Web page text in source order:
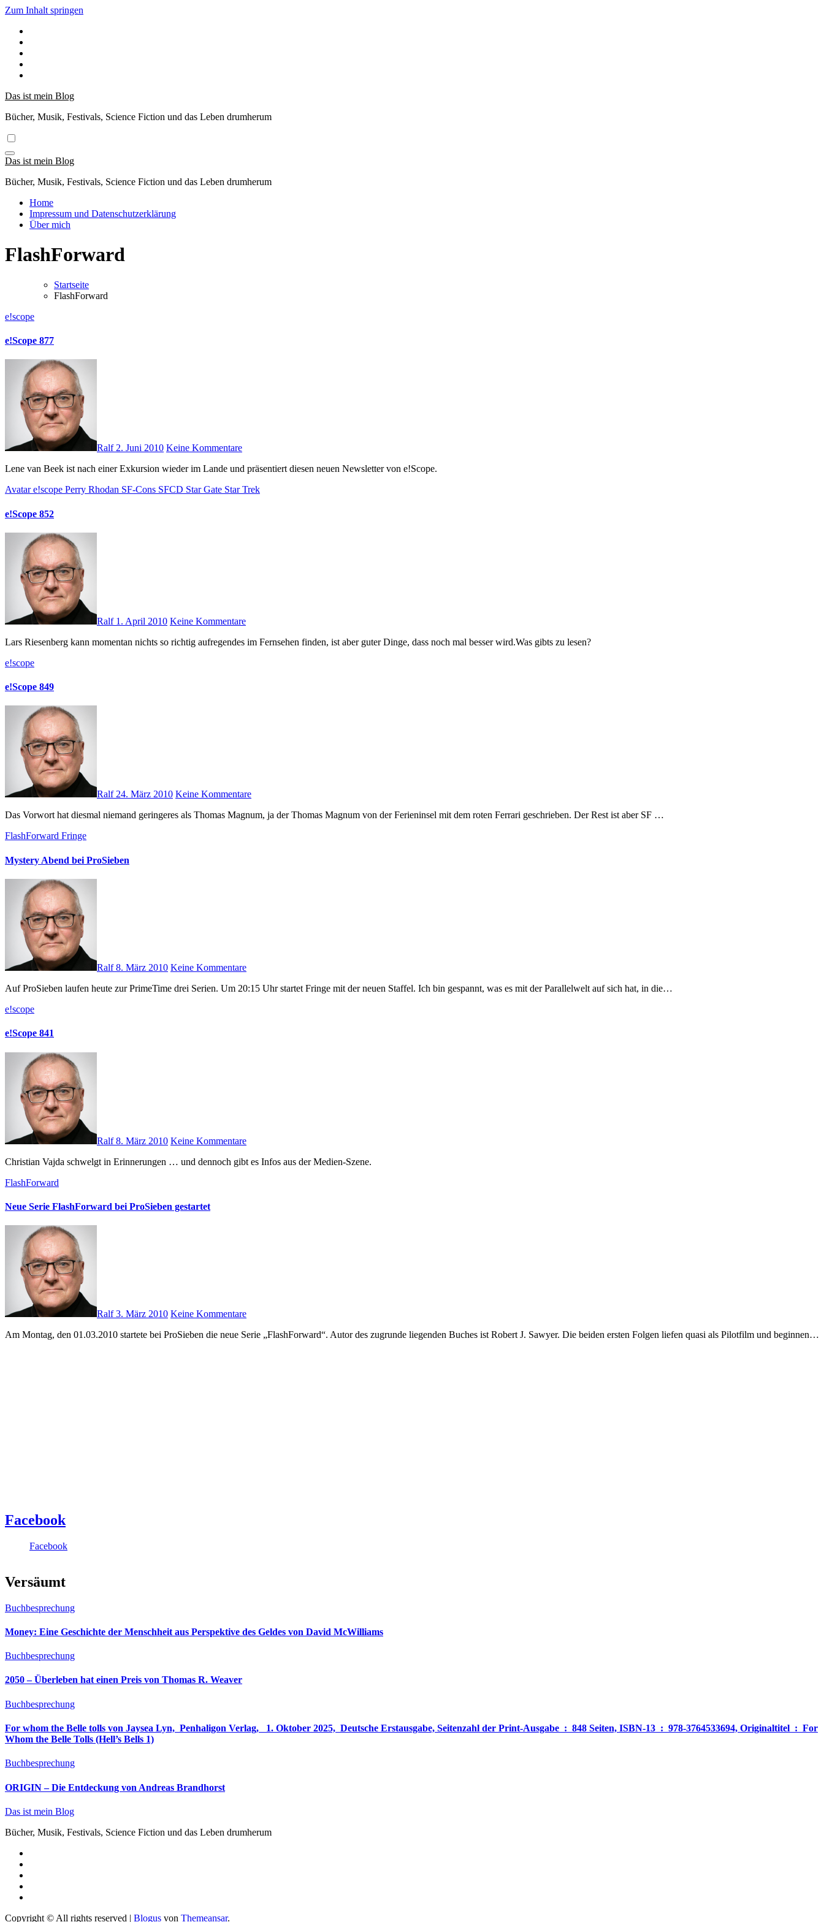
Zum Inhalt springen
Das ist mein Blog
Bücher, Musik, Festivals, Science Fiction und das Leben drumherum
Das ist mein Blog
Bücher, Musik, Festivals, Science Fiction und das Leben drumherum
Home
Impressum und Datenschutzerklärung
Über mich
FlashForward
Startseite
FlashForward
e!scope
e!Scope 877
Ralf2. Juni 2010 Keine Kommentare
Lene van Beek ist nach einer Exkursion wieder im Lande und präsentiert diesen neuen Newsletter von e!Scope.
Avatare!scope Perry Rhodan SF-Cons SFCD Star Gate Star Trek
e!Scope 852
Ralf 1. April 2010 Keine Kommentare
Lars Riesenberg kann momentan nichts so richtig aufregendes im Fernsehen finden, ist aber guter Dinge, dass noch mal besser wird.Was gibts zu lesen?
e!scope
e!Scope 849
Ralf24. März 2010 Keine Kommentare
Das Vorwort hat diesmal niemand geringeres als Thomas Magnum, ja der Thomas Magnum von der Ferieninsel mit dem roten Ferrari geschrieben. Der Rest ist aber SF …
FlashForward Fringe
Mystery Abend bei ProSieben
Ralf8. März 2010 Keine Kommentare
Auf ProSieben laufen heute zur PrimeTime drei Serien. Um 20:15 Uhr startet Fringe mit der neuen Staffel. Ich bin gespannt, was es mit der Parallelwelt auf sich hat, in die…
e!scope
e!Scope 841
Ralf8. März 2010 Keine Kommentare
Christian Vajda schwelgt in Erinnerungen … und dennoch gibt es Infos aus der Medien-Szene.
FlashForward
Neue Serie FlashForward bei ProSieben gestartet
Ralf3. März 2010 Keine Kommentare
Am Montag, den 01.03.2010 startete bei ProSieben die neue Serie „FlashForward“. Autor des zugrunde liegenden Buches ist Robert J. Sawyer. Die beiden ersten Folgen liefen quasi als Pilotfilm und beginnen…
Facebook
Facebook
Versäumt
Buchbesprechung
Money: Eine Geschichte der Menschheit aus Perspektive des Geldes von David McWilliams
Buchbesprechung
2050 – Überleben hat einen Preis von Thomas R. Weaver
Buchbesprechung
For whom the Belle tolls von Jaysea Lyn, ‎ Penhaligon Verlag, ‎ 1. Oktober 2025, ‎ Deutsche Erstausgabe, Seitenzahl der Print-Ausgabe ‏ : ‎ 848 Seiten, ISBN-13 ‏ : ‎ 978-3764533694, Originaltitel ‏ : ‎ For
Whom the Belle Tolls (Hell’s Bells 1)
Buchbesprechung
ORIGIN – Die Entdeckung von Andreas Brandhorst
Das ist mein Blog
Bücher, Musik, Festivals, Science Fiction und das Leben drumherum
Copyright © All rights reserved | Blogus von Themeansar.